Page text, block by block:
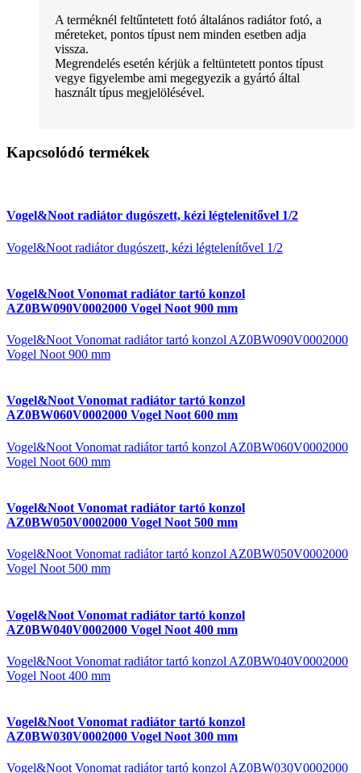
A terméknél feltűntetett fotó általános radiátor fotó, a
méreteket, pontos típust nem minden esetben adja
vissza.
Megrendelés esetén kérjük a feltüntetett pontos típust
vegye figyelembe ami megegyezik a gyártó által
használt típus megjelölésével.
Kapcsolódó termékek
Vogel&Noot radiátor dugószett, kézi légtelenítővel 1/2
Vogel&Noot radiátor dugószett, kézi légtelenítővel 1/2
Vogel&Noot Vonomat radiátor tartó konzol
AZ0BW090V0002000 Vogel Noot 900 mm
Vogel&Noot Vonomat radiátor tartó konzol AZ0BW090V0002000
Vogel Noot 900 mm
Vogel&Noot Vonomat radiátor tartó konzol
AZ0BW060V0002000 Vogel Noot 600 mm
Vogel&Noot Vonomat radiátor tartó konzol AZ0BW060V0002000
Vogel Noot 600 mm
Vogel&Noot Vonomat radiátor tartó konzol
AZ0BW050V0002000 Vogel Noot 500 mm
Vogel&Noot Vonomat radiátor tartó konzol AZ0BW050V0002000
Vogel Noot 500 mm
Vogel&Noot Vonomat radiátor tartó konzol
AZ0BW040V0002000 Vogel Noot 400 mm
Vogel&Noot Vonomat radiátor tartó konzol AZ0BW040V0002000
Vogel Noot 400 mm
Vogel&Noot Vonomat radiátor tartó konzol
AZ0BW030V0002000 Vogel Noot 300 mm
Vogel&Noot Vonomat radiátor tartó konzol AZ0BW030V0002000